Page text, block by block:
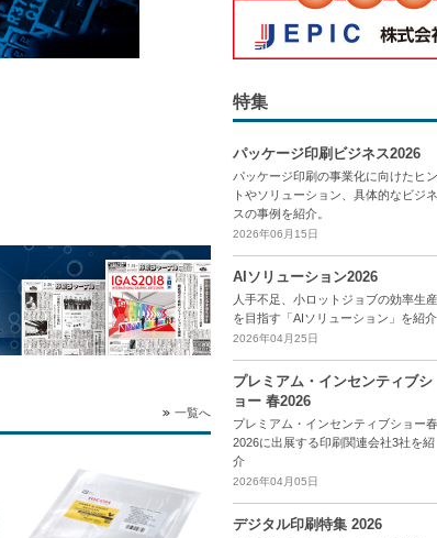
一覧へ
特集
パッケージ印刷ビジネス2026
パッケージ印刷の事業化に向けたヒン
トやソリューション、具体的なビジネ
スの事例を紹介。
2026年06月15日
AIソリューション2026
人手不足、小ロットジョブの効率生産
を目指す「AIソリューション」を紹介
2026年04月25日
プレミアム・インセンティブシ
ョー 春2026
プレミアム・インセンティブショー春
2026に出展する印刷関連会社3社を紹
介
2026年04月05日
デジタル印刷特集 2026